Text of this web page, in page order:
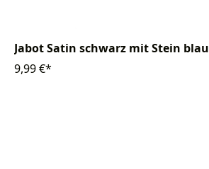
Jabot Satin schwarz mit Stein blau
9,99 €*